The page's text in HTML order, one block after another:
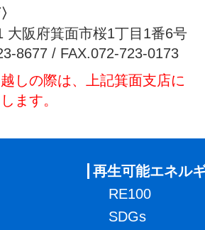
大阪府箕面市桜1丁目1番6号
8677 / FAX.072-723-0173
しの際は、上記箕面支店に
ます。
再生可能エネル
RE100
SDGs